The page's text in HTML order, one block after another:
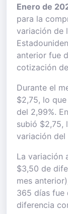
Enero de
para la
variación de
anterior fue
cotización
Durante el
$2,75, lo
del 2,99%.
subió $2,75,
variación del
La variación
$3,50 de
mes
365 días fue
diferencia